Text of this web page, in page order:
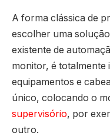
A forma clássica de
escolher uma
existente de
monitor, é totalmente
equipamentos e
único, colocando o
supervisório, por
outro.